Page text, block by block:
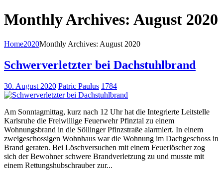
Monthly Archives: August 2020
Home2020Monthly Archives: August 2020
Schwerverletzter bei Dachstuhlbrand
30. August 2020 Patric Paulus 1784
Am Sonntagmittag, kurz nach 12 Uhr hat die Integrierte Leitstelle
Karlsruhe die Freiwillige Feuerwehr Pfinztal zu einem
Wohnungsbrand in die Söllinger Pfinzstraße alarmiert. In einem
zweigeschossigen Wohnhaus war die Wohnung im Dachgeschoss in
Brand geraten. Bei Löschversuchen mit einem Feuerlöscher zog
sich der Bewohner schwere Brandverletzung zu und musste mit
einem Rettungshubschrauber zur...